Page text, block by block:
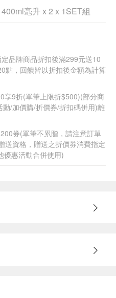
毫升 x 2 x 1SET組
品牌商品折扣後滿299元送10
點，回饋皆以折扣後金額為計算
享9折(單筆上限折$500)(部分商
/加價購/折價券/折扣碼併用)離
券(單筆不累贈，請注意訂單
送資格，贈送之折價券消費指定
優惠活動合併使用)